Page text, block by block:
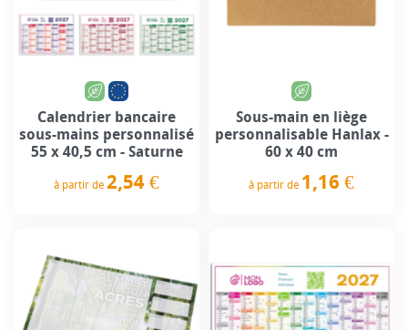
Calendrier bancaire
sous-mains personnalisé
55 x 40,5 cm - Saturne
à partir de 2,54 €
Sous-main en liège
personnalisable Hanlax -
60 x 40 cm
à partir de 1,16 €